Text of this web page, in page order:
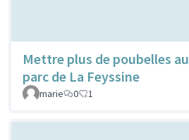
Mettre plus de poubelles au
parc de La Feyssine
marie
0 1